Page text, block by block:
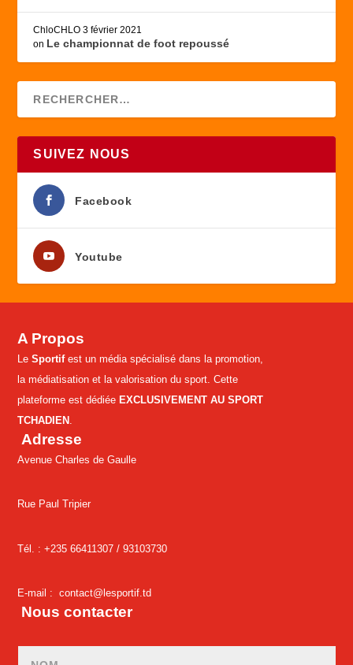
ChloCHLO 3 février 2021
on Le championnat de foot repoussé
SUIVEZ NOUS
Facebook
Youtube
A Propos
LeSportifest un média spécialisé dans la promotion,
la médiatisation et la valorisation du sport. Cette
plateforme est dédiée EXCLUSIVEMENT AU SPORT
TCHADIEN
Adresse
Avenue Charles de Gaulle
Rue Paul Tripier
Tél. : +235 66411307 /93103730
E-mail :contact@lesportif.td
Nous contacter